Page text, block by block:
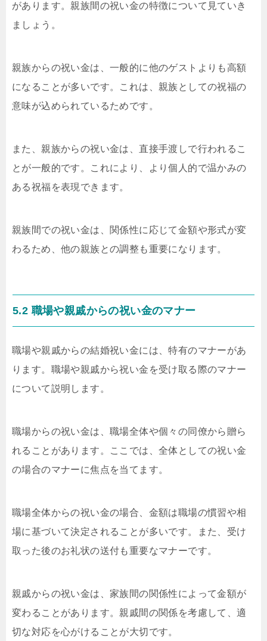
があります。親族間の祝い金の特徴について見ていき
ましょう。
親族からの祝い金は、一般的に他のゲストよりも高額
になることが多いです。これは、親族としての祝福の
意味が込められているためです。
また、親族からの祝い金は、直接手渡しで行われるこ
とが一般的です。これにより、より個人的で温かみの
ある祝福を表現できます。
親族間での祝い金は、関係性に応じて金額や形式が変
わるため、他の親族との調整も重要になります。
5.2 職場や親戚からの祝い金のマナー
職場や親戚からの結婚祝い金には、特有のマナーがあ
ります。職場や親戚から祝い金を受け取る際のマナー
について説明します。
職場からの祝い金は、職場全体や個々の同僚から贈ら
れることがあります。ここでは、全体としての祝い金
の場合のマナーに焦点を当てます。
職場全体からの祝い金の場合、金額は職場の慣習や相
場に基づいて決定されることが多いです。また、受け
取った後のお礼状の送付も重要なマナーです。
親戚からの祝い金は、家族間の関係性によって金額が
変わることがあります。親戚間の関係を考慮して、適
切な対応を心がけることが大切です。